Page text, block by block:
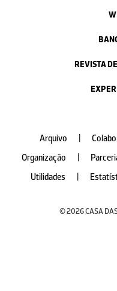
REVISTA
Arquivo
Organização
Utilidades
© 2026 CASA